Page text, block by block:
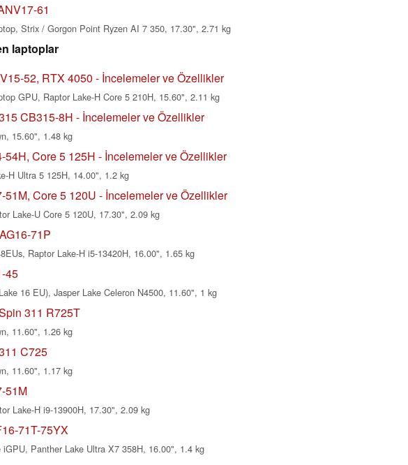
61
Strix / Gorgon Point Ryzen AI 7 350, 17.30", 2.71 kg
laptoplar
52, RTX 4050 - İncelemeler ve Özellikler
GPU, Raptor Lake-H Core 5 210H, 15.60", 2.11 kg
CB315-8H - İncelemeler ve Özellikler
15.60", 1.48 kg
54H, Core 5 125H - İncelemeler ve Özellikler
H Ultra 5 125H, 14.00", 1.2 kg
51M, Core 5 120U - İncelemeler ve Özellikler
Lake-U Core 5 120U, 17.30", 2.09 kg
71P
Raptor Lake-H i5-13420H, 16.00", 1.65 kg
45
16 EU), Jasper Lake Celeron N4500, 11.60", 1 kg
311 R725T
11.60", 1.26 kg
C725
11.60", 1.17 kg
51M
Lake-H i9-13900H, 17.30", 2.09 kg
71T-75YX
Panther Lake Ultra X7 358H, 16.00", 1.4 kg